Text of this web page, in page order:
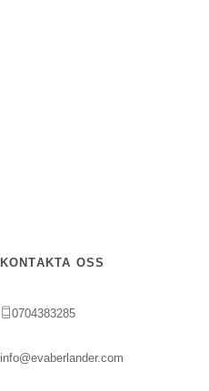
KONTAKTA OSS
0704383285
info@evaberlander.com